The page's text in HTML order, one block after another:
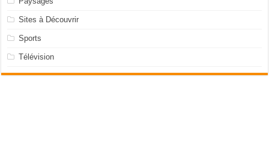
Sites à Découvrir
Sports
Télévision